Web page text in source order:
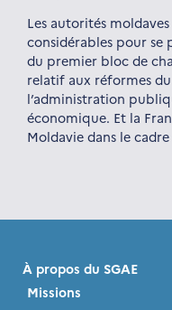
Les autorités
considérables pour se
du premier bloc de
relatif aux réformes
l’administration
économique. Et la
Moldavie dans le
À propos du SGAE
Missions